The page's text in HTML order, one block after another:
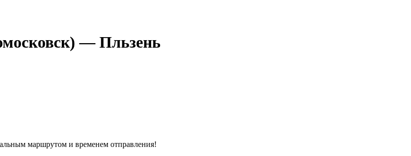
— Пльзень
маршрутом и временем отправления!